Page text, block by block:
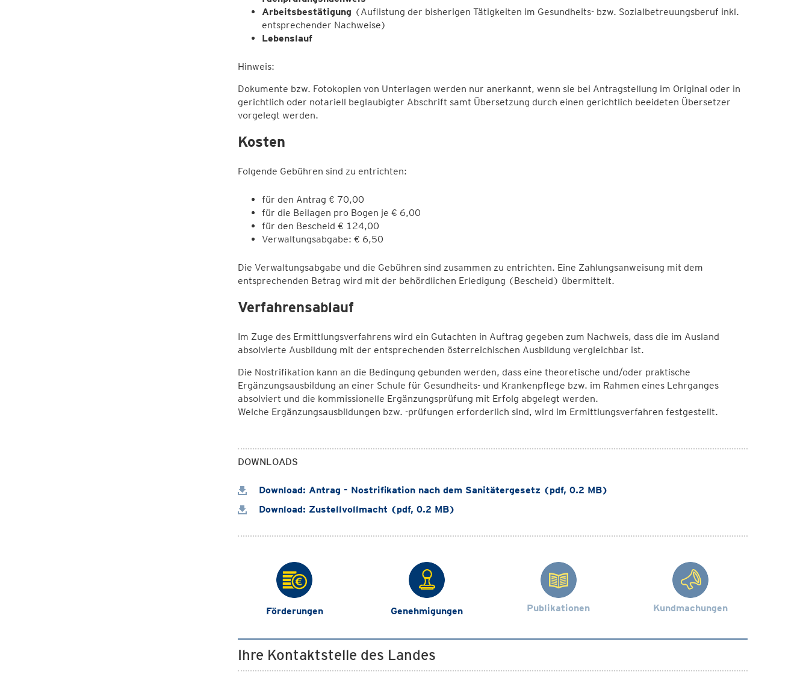
Arbeitsbestätigung (Auflistung der bisherigen Tätigkeiten im Gesundheits- bzw. Sozialbetreuungsberuf inkl.
entsprechender Nachweise)
Lebenslauf
Hinweis:
Dokumente bzw. Fotokopien von Unterlagen werden nur anerkannt, wenn sie bei Antragstellung im Original oder in
gerichtlich oder notariell beglaubigter Abschrift samt Übersetzung durch einen gerichtlich beeideten Übersetzer
vorgelegt werden.
Kosten
Folgende Gebühren sind zu entrichten:
für den Antrag € 70,00
für die Beilagen pro Bogen je € 6,00
für den Bescheid € 124,00
Verwaltungsabgabe: € 6,50
Die Verwaltungsabgabe und die Gebühren sind zusammen zu entrichten. Eine Zahlungsanweisung mit dem
entsprechenden Betrag wird mit der behördlichen Erledigung (Bescheid) übermittelt.
Verfahrensablauf
Im Zuge des Ermittlungsverfahrens wird ein Gutachten in Auftrag gegeben zum Nachweis, dass die im Ausland
absolvierte Ausbildung mit der entsprechenden österreichischen Ausbildung vergleichbar ist.
Die Nostrifikation kann an die Bedingung gebunden werden, dass eine theoretische und/oder praktische
Ergänzungsausbildung an einer Schule für Gesundheits- und Krankenpflege bzw. im Rahmen eines Lehrganges
absolviert und die kommissionelle Ergänzungsprüfung mit Erfolg abgelegt werden.
Welche Ergänzungsausbildungen bzw. -prüfungen erforderlich sind, wird im Ermittlungsverfahren festgestellt.
DOWNLOADS
Download: Antrag - Nostrifikation nach dem Sanitätergesetz (pdf, 0.2 MB)
Download: Zustellvollmacht (pdf, 0.2 MB)
Förderungen Genehmigungen Publikationen Kundmachungen
Ihre Kontaktstelle des Landes